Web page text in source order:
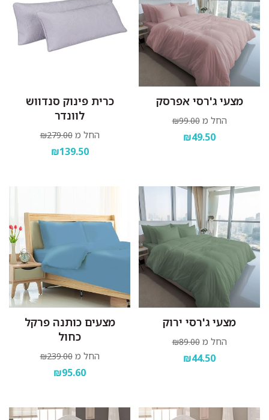
מצעי ג'רסי אפרסק
החל מ ₪99.00
₪49.50
כרית פינוק סנדווש
לוונדר
החל מ ₪279.00
₪139.50
מצעי ג'רסי ירוק
החל מ ₪89.00
₪44.50
מצעים כותנה פרקל
כחול
החל מ ₪239.00
₪95.60